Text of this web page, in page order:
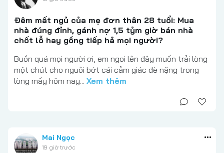
Đêm mất ngủ của mẹ đơn thân 28 tuổi: Mua
nhà đúng đỉnh, gánh nợ 1,5 tỷm giờ bán nhà
chốt lỗ hay gồng tiếp hả mọi người?
Buồn quá mọi người ơi, em ngoi lên đây muốn trải lòng
một chút cho nguôi bớt cái cảm giác đè nặng trong
lòng mấy hôm nay... Xem thêm
Mai Ngọc
19 giờ trước